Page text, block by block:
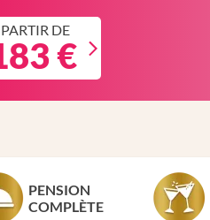
DE
€
PENSION
COMPLÈTE